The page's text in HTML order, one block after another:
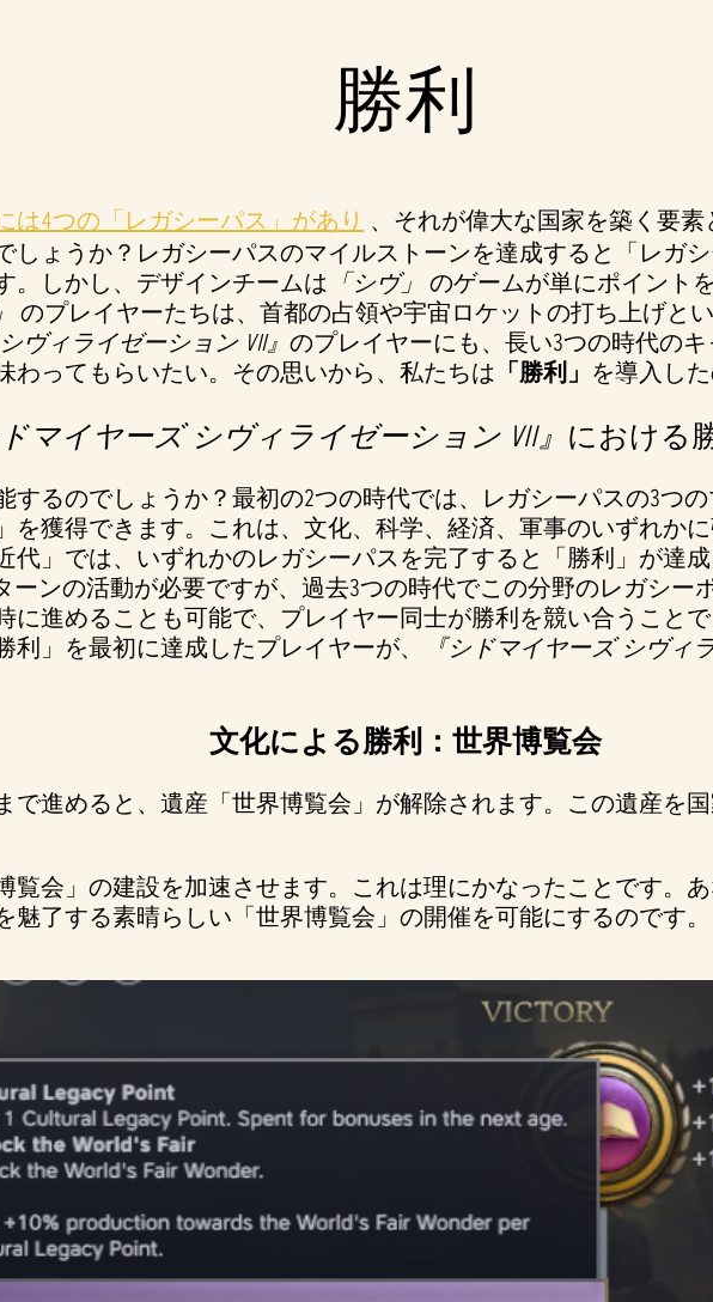
勝利
は4つの「レガシーパス」があり 、それが偉大な国家を築く要
しょうか？レガシーパスのマイルストーンを達成すると「レガ
。しかし、デザインチームは 「シヴ」 のゲームが単にポイント
のプレイヤーたちは、首都の占領や宇宙ロケットの打ち上げと
ヴィライゼーション VII』 のプレイヤーにも、長い3つの時代の
わってもらいたい。その思いから、私たちは 「勝利」 を導入した
ドマイヤーズ シヴィライゼーション VII』 における
するのでしょうか？最初の2つの時代では、レガシーパスの3つ
を獲得できます。これは、文化、科学、経済、軍事のいずれか
代」では、いずれかのレガシーパスを完了すると「勝利」が達
ーンの活動が必要ですが、過去3つの時代でこの分野のレガシー
に進めることも可能で、プレイヤー同士が勝利を競い合うこと
」を最初に達成したプレイヤーが、
『シドマイヤーズ シヴィ
文化による勝利：世界博覧会
で進めると、遺産「世界博覧会」が解除されます。この遺産を
覧会」の建設を加速させます。これは理にかなったことです。
了する素晴らしい「世界博覧会」の開催を可能にするのです。